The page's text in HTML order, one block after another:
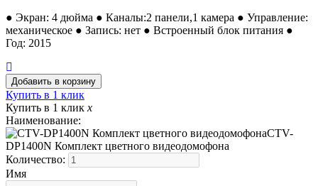
● Экран: 4 дюйма ● Каналы:2 панели,1 камера ● Управление:
механическое ● Запись: нет ● Встроенный блок питания ●
Год: 2015
Купить в 1 клик
Купить в 1 клик x
Наименование:
CTV-
DP1400N Комплект цветного видеодомофона
Количество:
Имя